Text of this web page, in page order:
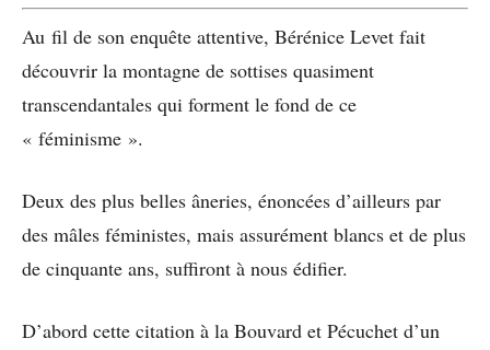
Au fil de son enquête attentive, Bérénice Levet fait
découvrir la montagne de sottises quasiment
transcendantales qui forment le fond de ce
« féminisme ».
Deux des plus belles âneries, énoncées d’ailleurs par
des mâles féministes, mais assurément blancs et de plus
de cinquante ans, suffiront à nous édifier.
D’abord cette citation à la Bouvard et Pécuchet d’un